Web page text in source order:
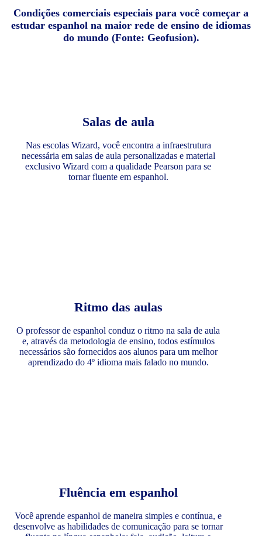
Condições comerciais especiais para você começar a
estudar espanhol na maior rede de ensino de idiomas
do mundo (Fonte: Geofusion).
Salas de aula
Nas escolas Wizard, você encontra a infraestrutura
necessária em salas de aula personalizadas e material
exclusivo Wizard com a qualidade Pearson para se
tornar fluente em espanhol.
Ritmo das aulas
O professor de espanhol conduz o ritmo na sala de aula
e, através da metodologia de ensino, todos estímulos
necessários são fornecidos aos alunos para um melhor
aprendizado do 4º idioma mais falado no mundo.
Fluência em espanhol
Você aprende espanhol de maneira simples e contínua, e
desenvolve as habilidades de comunicação para se tornar